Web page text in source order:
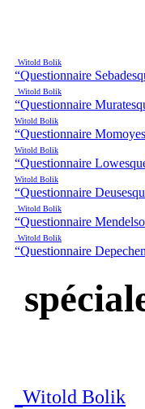
Witold Bolik
“Questionnaire
Witold Bolik
“Questionnaire
Witold Bolik
“Questionnaire
Witold Bolik
“Questionnaire
Witold Bolik
“Questionnaire
Witold Bolik
“Questionnaire
Witold Bolik
“Questionnaire
Witold Bolik